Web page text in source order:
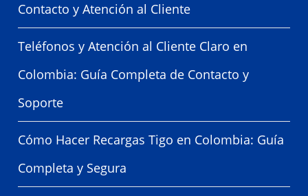
Contacto y Atención al Cliente
Teléfonos y Atención al Cliente Claro en
Colombia: Guía Completa de Contacto y
Soporte
Cómo Hacer Recargas Tigo en Colombia: Guía
Completa y Segura